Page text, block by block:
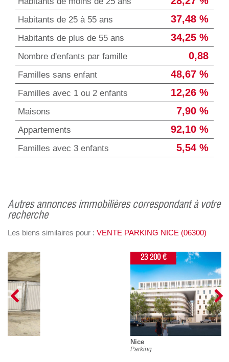
Habitants de 25 à 55 ans 37,48 %
Habitants de plus de 55 ans 34,25 %
Nombre d'enfants par famille 0,88
Familles sans enfant 48,67 %
Familles avec 1 ou 2 enfants 12,26 %
Maisons 7,90 %
Appartements 92,10 %
Familles avec 3 enfants 5,54 %
autres annonces immobilières correspondant à votre
recherche
Les biens similaires pour : VENTE PARKING NICE (06300)